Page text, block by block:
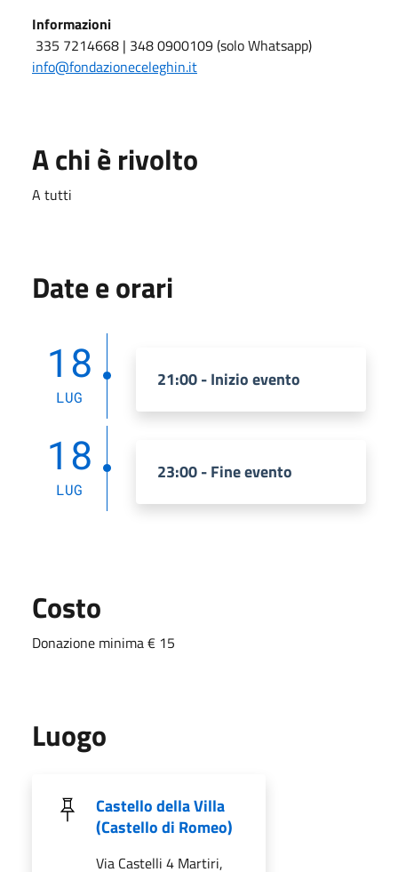
Informazioni
335 7214668 | 348 0900109 (solo Whatsapp)
info@fondazioneceleghin.it
A chi è rivolto
A tutti
Date e orari
18
LUG
21:00 - Inizio evento
18
LUG
23:00 - Fine evento
Costo
Donazione minima € 15
Luogo
Castello della Villa
(Castello di Romeo)
Via Castelli 4 Martiri,